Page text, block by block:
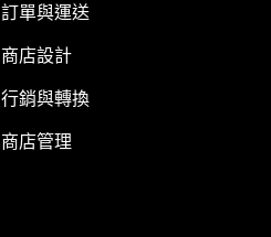
訂單與運送
商店設計
行銷與轉換
商店管理